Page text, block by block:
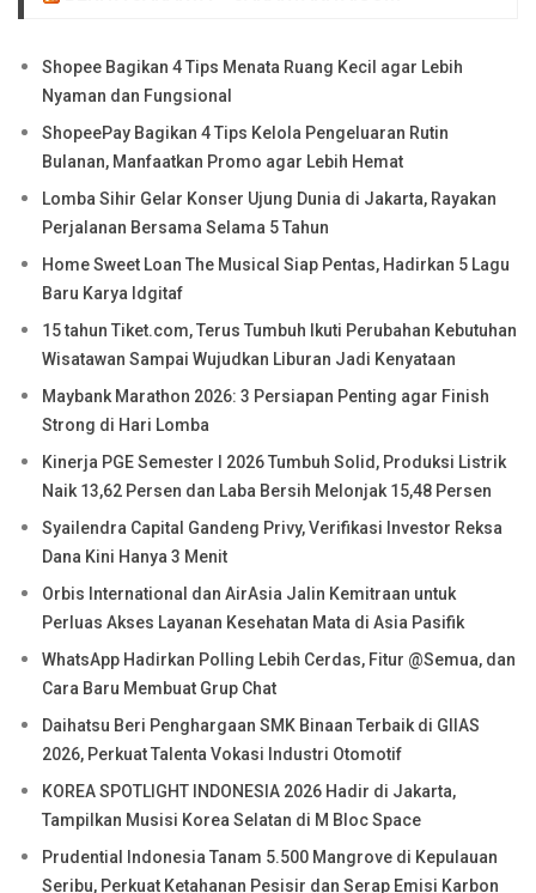
Shopee Bagikan 4 Tips Menata Ruang Kecil agar Lebih
Nyaman dan Fungsional
ShopeePay Bagikan 4 Tips Kelola Pengeluaran Rutin
Bulanan, Manfaatkan Promo agar Lebih Hemat
Lomba Sihir Gelar Konser Ujung Dunia di Jakarta, Rayakan
Perjalanan Bersama Selama 5 Tahun
Home Sweet Loan The Musical Siap Pentas, Hadirkan 5 Lagu
Baru Karya Idgitaf
15 tahun Tiket.com, Terus Tumbuh Ikuti Perubahan Kebutuhan
Wisatawan Sampai Wujudkan Liburan Jadi Kenyataan
Maybank Marathon 2026: 3 Persiapan Penting agar Finish
Strong di Hari Lomba
Kinerja PGE Semester I 2026 Tumbuh Solid, Produksi Listrik
Naik 13,62 Persen dan Laba Bersih Melonjak 15,48 Persen
Syailendra Capital Gandeng Privy, Verifikasi Investor Reksa
Dana Kini Hanya 3 Menit
Orbis International dan AirAsia Jalin Kemitraan untuk
Perluas Akses Layanan Kesehatan Mata di Asia Pasifik
WhatsApp Hadirkan Polling Lebih Cerdas, Fitur @Semua, dan
Cara Baru Membuat Grup Chat
Daihatsu Beri Penghargaan SMK Binaan Terbaik di GIIAS
2026, Perkuat Talenta Vokasi Industri Otomotif
KOREA SPOTLIGHT INDONESIA 2026 Hadir di Jakarta,
Tampilkan Musisi Korea Selatan di M Bloc Space
Prudential Indonesia Tanam 5.500 Mangrove di Kepulauan
Seribu, Perkuat Ketahanan Pesisir dan Serap Emisi Karbon